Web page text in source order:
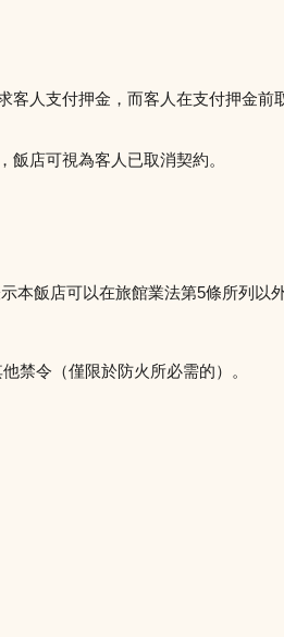
人支付押金，而客人在支付押金前
店可視為客人已取消契約。
飯店可以在旅館業法第5條所列以
禁令（僅限於防火所必需的）。